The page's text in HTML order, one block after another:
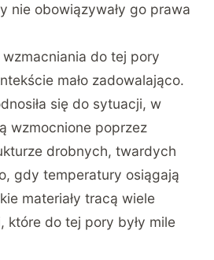
nie obowiązywały go prawa
do tej pory
mało zadowalająco.
się do sytuacji, w
wzmocnione poprzez
drobnych, twardych
gdy temperatury osiągają
materiały tracą wiele
które do tej pory były mile